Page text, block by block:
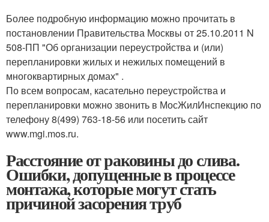
Более подробную информацию можно прочитать в
постановлении Правительства Москвы от 25.10.2011 N
508-ПП "Об организации переустройства и (или)
перепланировки жилых и нежилых помещений в
многоквартирных домах" .
По всем вопросам, касательно переустройства и
перепланировки можно звонить в МосЖилИнспекцию по
телефону 8(499) 763-18-56 или посетить сайт
www.mgi.mos.ru.
Расстояние от раковины до слива.
Ошибки, допущенные в процессе
монтажа, которые могут стать
причиной засорения труб